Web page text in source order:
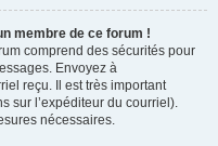
membre de ce forum !
comprend des sécurités pour
Envoyez à
reçu. Il est très important
sur l’expéditeur du courriel).
nécessaires.